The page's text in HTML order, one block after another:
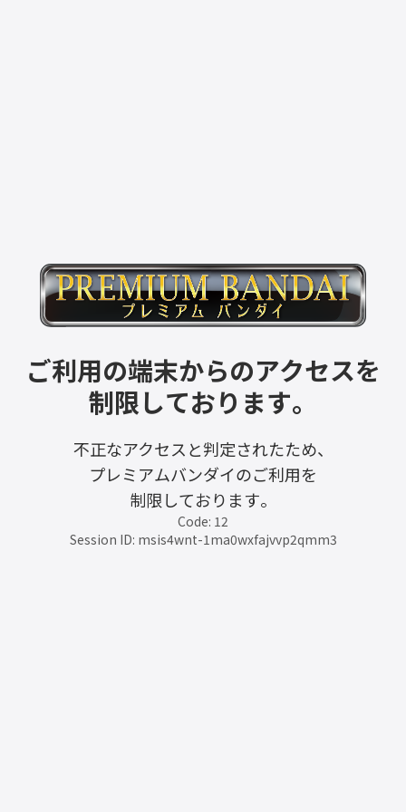
ご利用の端末からのアクセスを
制限しております。
不正なアクセスと判定されたため、
プレミアムバンダイのご利用を
制限しております。
Code: 12
Session ID: msis4wnt-1ma0wxfajvvp2qmm3